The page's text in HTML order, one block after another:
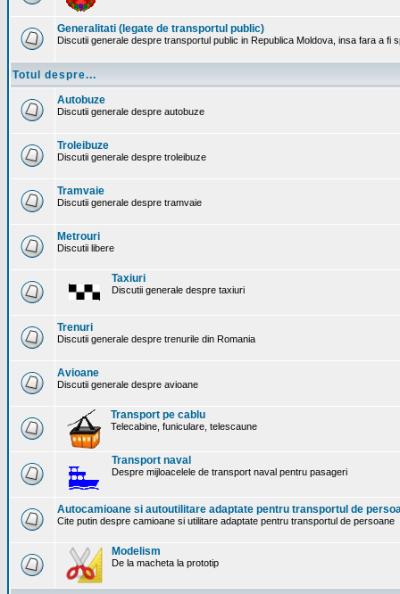
Generalitati (legate de transportul public)
Discutii generale despre transportul public in Republica Moldova, insa fara a fi
Totul despre...
Autobuze
Discutii generale despre autobuze
Troleibuze
Discutii generale despre troleibuze
Tramvaie
Discutii generale despre tramvaie
Metrouri
Discutii libere
Taxiuri
Discutii generale despre taxiuri
Trenuri
Discutii generale despre trenurile din Romania
Avioane
Discutii generale despre avioane
Transport pe cablu
Telecabine, funiculare, telescaune
Transport naval
Despre mijloacelele de transport naval pentru pasageri
Autocamioane si autoutilitare adaptate pentru transportul de
Cite putin despre camioane si utilitare adaptate pentru transportul de persoane
Modelism
De la macheta la prototip